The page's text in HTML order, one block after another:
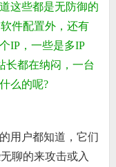
这些都是无防御的
件配置外，还有
IP，一些是多IP
长都在纳闷，一台
么的呢?
用户都知道，它们
聊的来攻击或入